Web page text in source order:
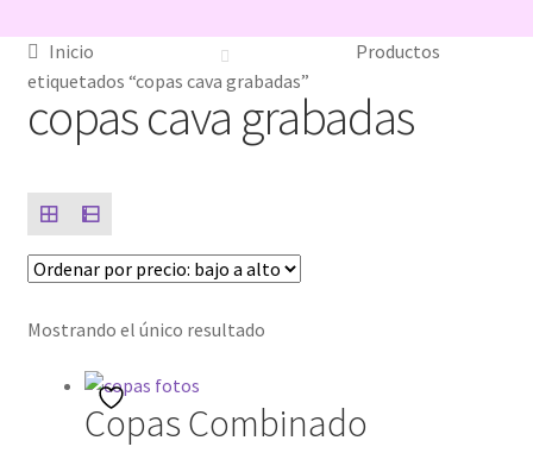
foto de tu bebé
acertar-regalo
Caretas Personalizadas con Foto: ¿Con Goma o con
Palo? Comparativa, Ventajas y Preguntas
Frecuentes
CONDICIONES GENERALES
Inicio
Productos
etiquetados “copas cava grabadas”
copas cava grabadas
Mostrando el único resultado
Copas Combinado